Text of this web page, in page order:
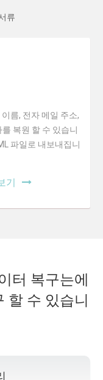
류
름, 전자 메일 주소,
복원 할 수 있습니
파일로 내보내집니
기
터 복구는에
할 수 있습니